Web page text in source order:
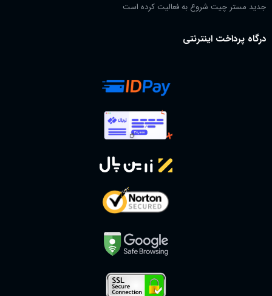
جدید مستر چیت شروع به فعالیت کرده است
درگاه پرداخت اینترنتی